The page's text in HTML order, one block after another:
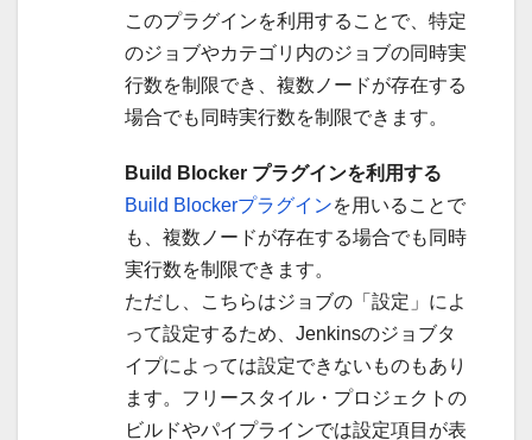
このプラグインを利用することで、特定
のジョブやカテゴリ内のジョブの同時実
行数を制限でき、複数ノードが存在する
場合でも同時実行数を制限できます。
Build Blocker プラグインを利用する
Build Blockerプラグインを用いることで
も、複数ノードが存在する場合でも同時
実行数を制限できます。
ただし、こちらはジョブの「設定」によ
って設定するため、Jenkinsのジョブタ
イプによっては設定できないものもあり
ます。フリースタイル・プロジェクトの
ビルドやパイプラインでは設定項目が表